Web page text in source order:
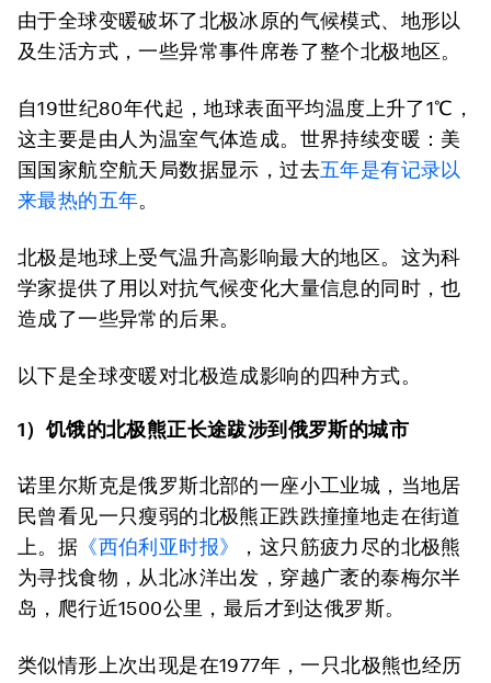
由于全球变暖破坏了北极冰原的气候模式、地形以
及生活方式，一些异常事件席卷了整个北极地区。
自19世纪80年代起，地球表面平均温度上升了1℃，
这主要是由人为温室气体造成。世界持续变暖：美
国国家航空航天局数据显示，过去五年是有记录以
来最热的五年。
北极是地球上受气温升高影响最大的地区。这为科
学家提供了用以对抗气候变化大量信息的同时，也
造成了一些异常的后果。
以下是全球变暖对北极造成影响的四种方式。
1）饥饿的北极熊正长途跋涉到俄罗斯的城市
诺里尔斯克是俄罗斯北部的一座小工业城，当地居
民曾看见一只瘦弱的北极熊正跌跌撞撞地走在街道
上。据 《西伯利亚时报》
，这只筋疲力尽的北极熊
为寻找食物，从北冰洋出发，穿越广袤的泰梅尔半
岛，爬行近1500公里，最后才到达俄罗斯。
类似情形上次出现是在1977年，一只北极熊也经历